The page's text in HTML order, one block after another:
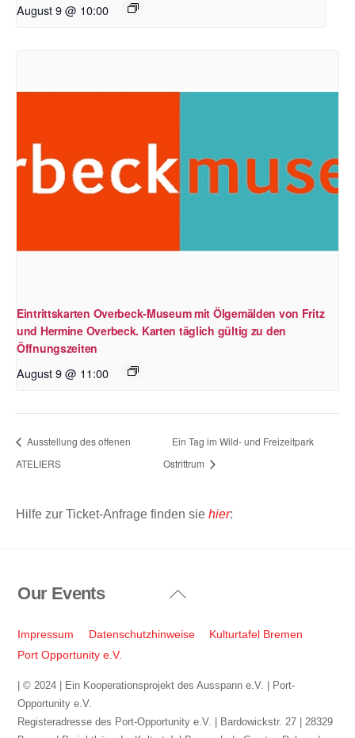
August 9 @ 10:00
Eintrittskarten Overbeck-Museum mit Ölgemälden von Fritz
und Hermine Overbeck. Karten täglich gültig zu den
Öffnungszeiten
August 9 @ 11:00
Ausstellung des offenen
ATELIERS
Ein Tag im Wild- und Freizeitpark
Ostrittrum
Hilfe zur Ticket-Anfrage finden sie hier:
Back
Top
Our Events
Impressum Datenschutzhinweise
Kulturtafel Bremen
Port Opportunity e.V.
| © 2024 | Ein Kooperationsprojekt des Ausspann e.V. | Port-
Opportunity e.V.
Registeradresse des Port-Opportunity e.V. | Bardowickstr. 27 | 28329